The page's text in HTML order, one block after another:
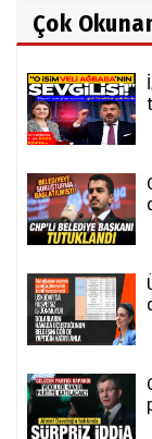
Çok